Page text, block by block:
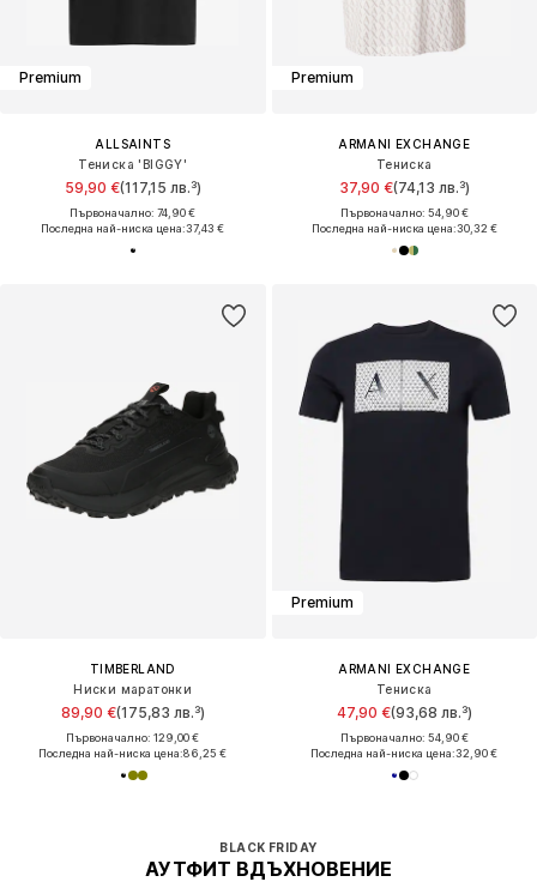
Premium
ALLSAINTS
Тениска 'BIGGY'
59,90 €(117,15 лв.³)
Първоначално: 74,90 €
Последна най-ниска цена:37,43 €
Premium
ARMANI EXCHANGE
Тениска
37,90 €(74,13 лв.³)
Първоначално: 54,90 €
Последна най-ниска цена:30,32 €
TIMBERLAND
Ниски маратонки
89,90 €(175,83 лв.³)
Първоначално: 129,00 €
Последна най-ниска цена:86,25 €
Premium
ARMANI EXCHANGE
Тениска
47,90 €(93,68 лв.³)
Първоначално: 54,90 €
Последна най-ниска цена:32,90 €
BLACK FRIDAY
АУТФИТ ВДЪХНОВЕНИЕ